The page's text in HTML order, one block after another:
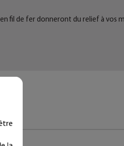
fil de fer donneront du relief à vos